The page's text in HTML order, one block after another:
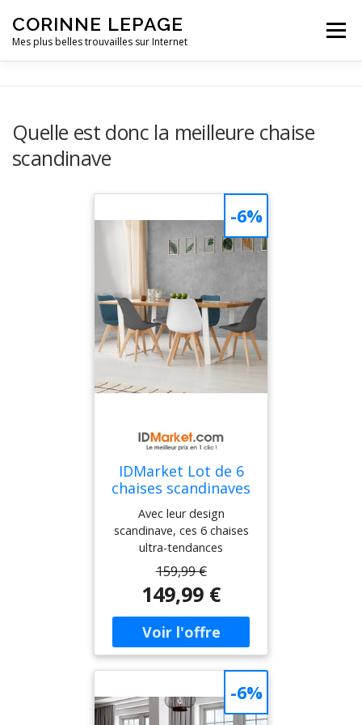
CORINNE LEPAGE
Mes plus belles trouvailles sur Internet
Menu
PETITE ENFANCE
Quelle est donc la meilleure chaise
scandinave
IDMarket Lot de 6
chaises scandinaves
4 couleurs
Avec leur design
scandinave, ces 6 chaises
ultra-tendances
apporteront une ambiance
à la fois contemporaine et
chaleureuse à votre
intérieur !Idéales dans une
salle à manger, cuisine ou
un bureau, ces chaises
confortables trouveront
forcément leur place dans
toutes les pièces de la
maison.En plus d'apporter
159,99 €
149,99 €
-6%
-6%